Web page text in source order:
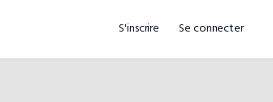
S'inscrire Se connecter